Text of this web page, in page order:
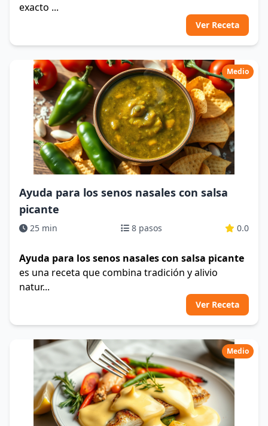
exacto ...
Ver Receta
Medio
Ayuda para los senos nasales con salsa
picante
25 min 8 pasos 0.0
Ayuda para los senos nasales con salsa picante
es una receta que combina tradición y alivio
natur...
Ver Receta
Medio